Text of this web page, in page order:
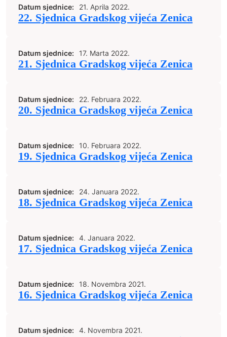
Datum sjednice: 21. Aprila 2022.
22. Sjednica Gradskog vijeća Zenica
Datum sjednice: 17. Marta 2022.
21. Sjednica Gradskog vijeća Zenica
Datum sjednice: 22. Februara 2022.
20. Sjednica Gradskog vijeća Zenica
Datum sjednice: 10. Februara 2022.
19. Sjednica Gradskog vijeća Zenica
Datum sjednice: 24. Januara 2022.
18. Sjednica Gradskog vijeća Zenica
Datum sjednice: 4. Januara 2022.
17. Sjednica Gradskog vijeća Zenica
Datum sjednice: 18. Novembra 2021.
16. Sjednica Gradskog vijeća Zenica
Datum sjednice: 4. Novembra 2021.